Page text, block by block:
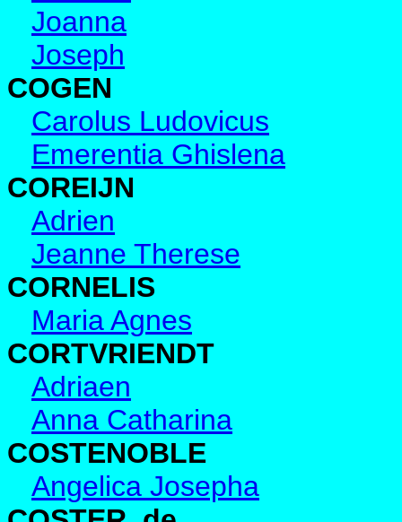
Joanna
Joseph
COGEN
Carolus Ludovicus
Emerentia Ghislena
COREIJN
Adrien
Jeanne Therese
CORNELIS
Maria Agnes
CORTVRIENDT
Adriaen
Anna Catharina
COSTENOBLE
Angelica Josepha